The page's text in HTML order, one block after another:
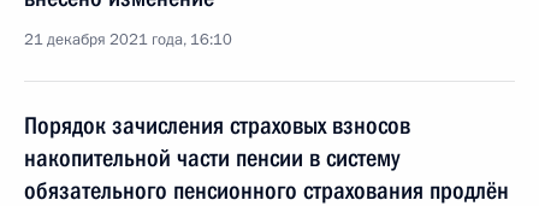
21 декабря 2021 года, 16:10
Порядок зачисления страховых взносов
накопительной части пенсии в систему
обязательного пенсионного страхования продлён